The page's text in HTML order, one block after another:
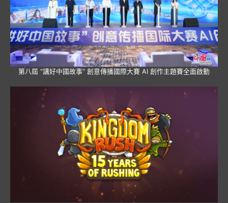
第八屆 “講好中國故事” 創意傳播國際大賽 AI 創作主題賽全面啟動